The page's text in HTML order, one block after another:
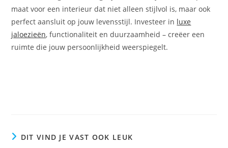
maat voor een interieur dat niet alleen stijlvol is, maar ook
perfect aansluit op jouw levensstijl. Investeer in luxe
jaloezieën, functionaliteit en duurzaamheid – creëer een
ruimte die jouw persoonlijkheid weerspiegelt.
DIT VIND JE VAST OOK LEUK